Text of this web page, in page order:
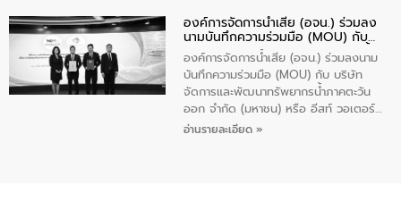
ชุมชนและการบำบัดน้ำเสียเบื้องต้น ให้กับ
นักเรียนชั้นประถมศึกษาปีที่ 5 โรงเรียน
เทศบาล 1 (พะเยาประชานุกูล) จำนวน 30
คน
องค์การจัดการน้ำเสีย (อจน.) ร่วมลง
นามบันทึกความร่วมมือ (MOU) กับ
บริษัท จัดการและพัฒนาทรัพยากรน้ำ
ภาคตะวันออก จำกัด (มหาชน) หรือ อีส
ท์ วอเตอร์
องค์การจัดการน้ำเสีย (อจน.) ร่วมลงนาม
บันทึกความร่วมมือ (MOU) กับ บริษัท
จัดการและพัฒนาทรัพยากรน้ำภาคตะวัน
ออก จำกัด (มหาชน) หรือ อีสท์ วอเตอร์
เมื่อวันอังคารที่ 4 สิงหาคม 2569 ณ ห้อง
อ่านรายละเอียด »